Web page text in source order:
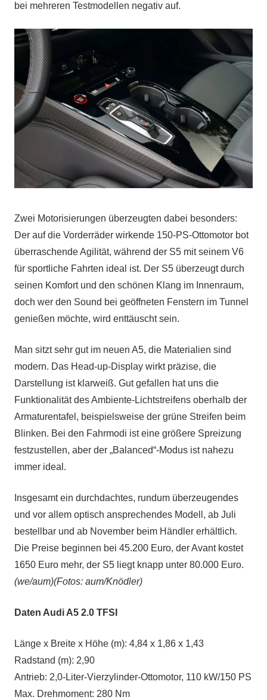
bei mehreren Testmodellen negativ auf.
Zwei Motorisierungen überzeugten dabei besonders:
Der auf die Vorderräder wirkende 150-PS-Ottomotor bot
überraschende Agilität, während der S5 mit seinem V6
für sportliche Fahrten ideal ist. Der S5 überzeugt durch
seinen Komfort und den schönen Klang im Innenraum,
doch wer den Sound bei geöffneten Fenstern im Tunnel
genießen möchte, wird enttäuscht sein.
Man sitzt sehr gut im neuen A5, die Materialien sind
modern. Das Head-up-Display wirkt präzise, die
Darstellung ist klarweiß. Gut gefallen hat uns die
Funktionalität des Ambiente-Lichtstreifens oberhalb der
Armaturentafel, beispielsweise der grüne Streifen beim
Blinken. Bei den Fahrmodi ist eine größere Spreizung
festzustellen, aber der „Balanced“-Modus ist nahezu
immer ideal.
Insgesamt ein durchdachtes, rundum überzeugendes
und vor allem optisch ansprechendes Modell, ab Juli
bestellbar und ab November beim Händler erhältlich.
Die Preise beginnen bei 45.200 Euro, der Avant kostet
1650 Euro mehr, der S5 liegt knapp unter 80.000 Euro.
(we/aum)(Fotos: aum/Knödler)
Daten Audi A5 2.0 TFSI
Länge x Breite x Höhe (m): 4,84 x 1,86 x 1,43
Radstand (m): 2,90
Antrieb: 2,0-Liter-Vierzylinder-Ottomotor, 110 kW/150 PS
Max. Drehmoment: 280 Nm